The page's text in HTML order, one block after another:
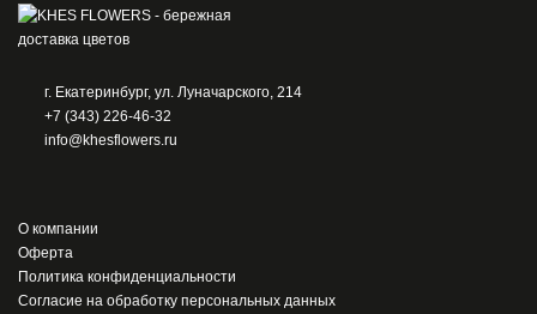
г. Екатеринбург, ул. Луначарского, 214
+7 (343) 226-46-32
info@khesflowers.ru
О компании
Оферта
Политика конфиденциальности
Согласие на обработку персональных данных